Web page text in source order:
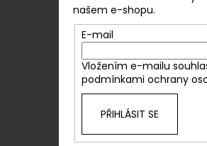
našem e-shopu.
E-mail
Vložením e-mailu
podmínkami ochrany
PŘIHLÁSIT SE